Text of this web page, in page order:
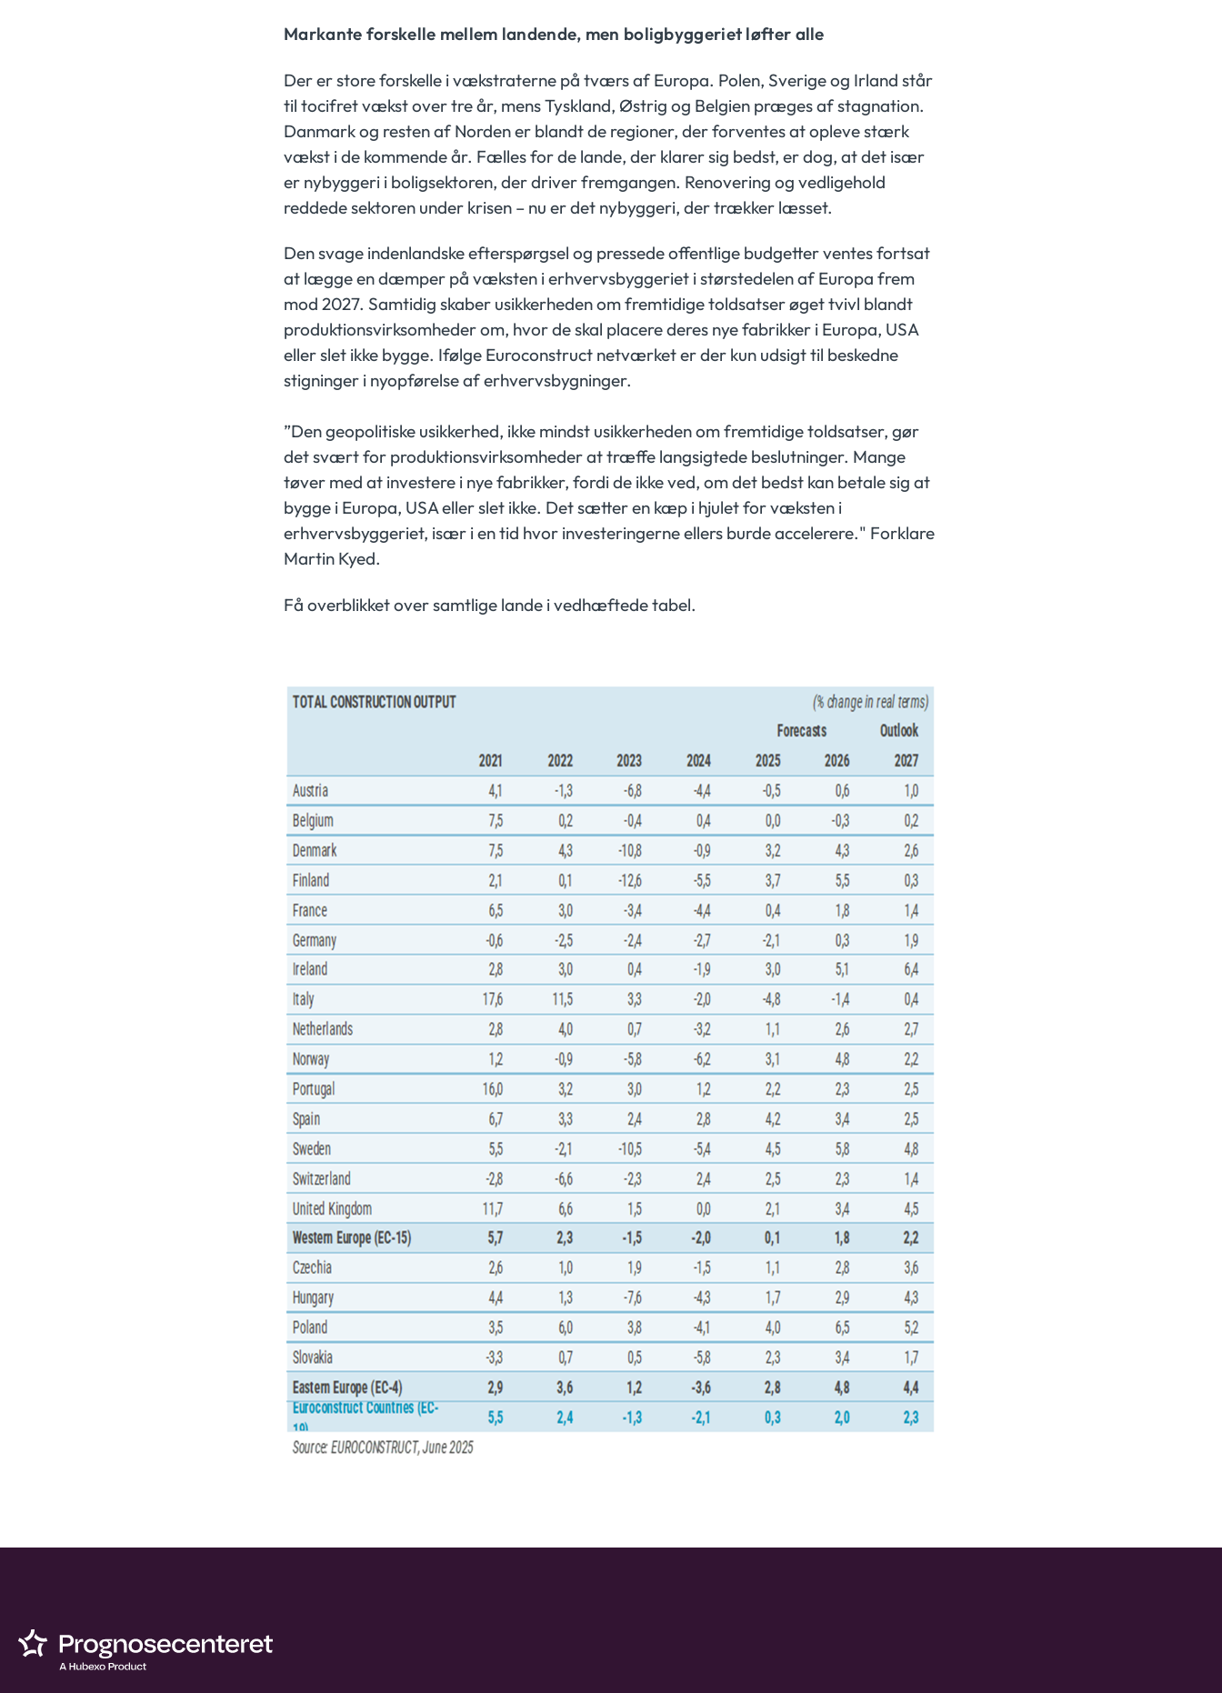
Markante forskelle mellem landende, men boligbyggeriet løfter alle
Der er store forskelle i vækstraterne på tværs af Europa. Polen, Sverige og Irland står
til tocifret vækst over tre år, mens Tyskland, Østrig og Belgien præges af stagnation.
Danmark og resten af Norden er blandt de regioner, der forventes at opleve stærk
vækst i de kommende år. Fælles for de lande, der klarer sig bedst, er dog, at det især
er nybyggeri i boligsektoren, der driver fremgangen. Renovering og vedligehold
reddede sektoren under krisen – nu er det nybyggeri, der trækker læsset.
Den svage indenlandske efterspørgsel og pressede offentlige budgetter ventes fortsat
at lægge en dæmper på væksten i erhvervsbyggeriet i størstedelen af Europa frem
mod 2027. Samtidig skaber usikkerheden om fremtidige toldsatser øget tvivl blandt
produktionsvirksomheder om, hvor de skal placere deres nye fabrikker i Europa, USA
eller slet ikke bygge. Ifølge Euroconstruct netværket er der kun udsigt til beskedne
stigninger i nyopførelse af erhvervsbygninger.
”Den geopolitiske usikkerhed, ikke mindst usikkerheden om fremtidige toldsatser, gør
det svært for produktionsvirksomheder at træffe langsigtede beslutninger. Mange
tøver med at investere i nye fabrikker, fordi de ikke ved, om det bedst kan betale sig at
bygge i Europa, USA eller slet ikke. Det sætter en kæp i hjulet for væksten i
erhvervsbyggeriet, især i en tid hvor investeringerne ellers burde accelerere." Forklare
Martin Kyed.
Få overblikket over samtlige lande i vedhæftede tabel.